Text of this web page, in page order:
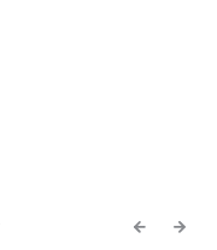
Previous
Next